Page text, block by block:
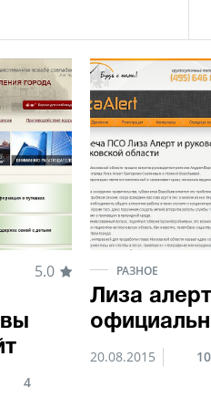
5.0
4
РАЗНОЕ
Лиза алерт
20.08.2015